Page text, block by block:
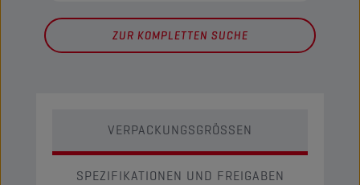
ZUR KOMPLETTEN SUCHE
VERPACKUNGSGRÖSSEN
SPEZIFIKATIONEN UND FREIGABEN